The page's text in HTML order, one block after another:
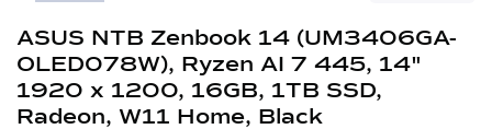
ASUS NTB Zenbook 14 (UM3406GA-
OLED078W), Ryzen AI 7 445, 14"
1920 x 1200, 16GB, 1TB SSD,
Radeon, W11 Home, Black